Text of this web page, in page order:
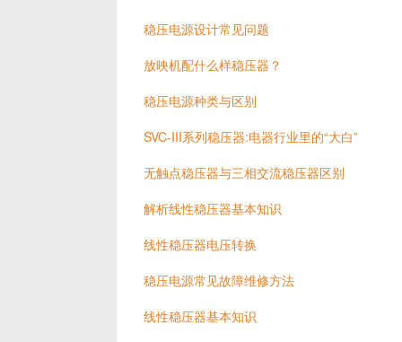
稳压电源设计常见问题
放映机配什么样稳压器？
稳压电源种类与区别
SVC-III系列稳压器:电器行业里的“大白”
无触点稳压器与三相交流稳压器区别
解析线性稳压器基本知识
线性稳压器电压转换
稳压电源常见故障维修方法
线性稳压器基本知识